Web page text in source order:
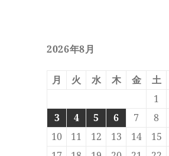
2026年8月
月 火 水 木 金 土
1
3
4 5 6 7 8
10
11 12 13 14 15